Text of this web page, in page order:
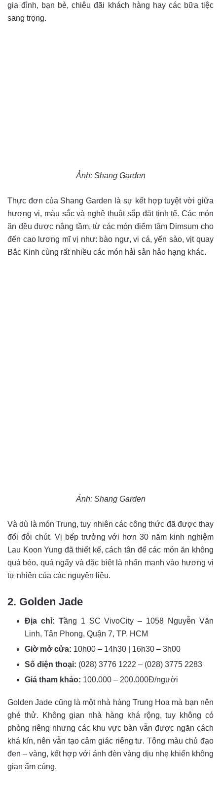
gia đình, bạn bè, chiêu đãi khách hàng hay các bữa tiệc
sang trọng.
Ảnh: Shang Garden
Thực đơn của Shang Garden là sự kết hợp tuyệt vời giữa
hương vị, màu sắc và nghệ thuật sắp đặt tinh tế. Các món
ăn đều được nâng tầm, từ các món điểm tâm Dimsum cho
đến cao lương mĩ vị như: bào ngư, vi cá, yến sào, vịt quay
Bắc Kinh cùng rất nhiều các món hải sản hảo hạng khác.
Ảnh: Shang Garden
Và dù là món Trung, tuy nhiên các công thức đã được thay
đổi đôi chút. Vị bếp trưởng với hơn 30 năm kinh nghiệm
Lau Koon Yung đã thiết kế, cách tân để các món ăn không
quá béo, quá ngấy và đặc biệt là nhấn mạnh vào hương vị
tự nhiên của các nguyên liệu.
2. Golden Jade
Địa chỉ: Tầng 1 SC VivoCity – 1058 Nguyễn Văn
Linh, Tân Phong, Quận 7, TP. HCM
Giờ mở cửa: 10h00 – 14h30 | 16h30 – 3h00
Số điện thoại: (028) 3776 1222 – (028) 3775 2283
Giá tham khảo: 100.000 – 200.000Đ/người
Golden Jade cũng là một nhà hàng Trung Hoa mà bạn nên
ghé thử. Không gian nhà hàng khá rộng, tuy không có
phòng riêng nhưng các khu vực bàn vẫn được ngăn cách
khá kín, nên vẫn tạo cảm giác riêng tư. Tông màu chủ đạo
đen – vàng, kết hợp với ánh đèn vàng dịu nhẹ khiến không
gian ấm cúng.